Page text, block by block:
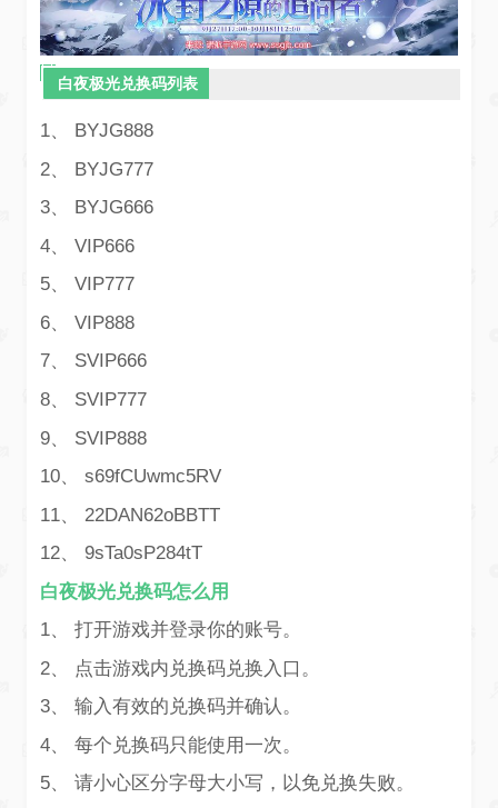
白夜极光兑换码列表
1、 BYJG888
2、 BYJG777
3、 BYJG666
4、 VIP666
5、 VIP777
6、 VIP888
7、 SVIP666
8、 SVIP777
9、 SVIP888
10、 s69fCUwmc5RV
11、 22DAN62oBBTT
12、 9sTa0sP284tT
白夜极光兑换码怎么用
1、 打开游戏并登录你的账号。
2、 点击游戏内兑换码兑换入口。
3、 输入有效的兑换码并确认。
4、 每个兑换码只能使用一次。
5、 请小心区分字母大小写，以免兑换失败。